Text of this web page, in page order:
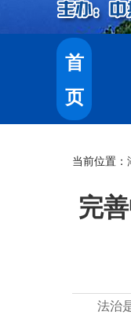
首
页
当前位置：
完
法治